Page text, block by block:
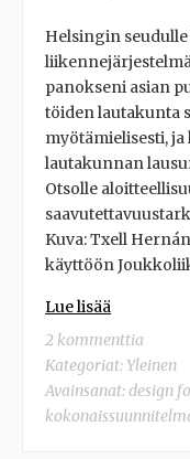
Helsingin
panokseni asian
töiden lautakunta
myötämielisesti,
lautakunnan
Otsolle
Kuva: Txell
käyttöön
Lue lisää
2 kommenttia
Kategoriat: Yleinen
Avainsanat:design